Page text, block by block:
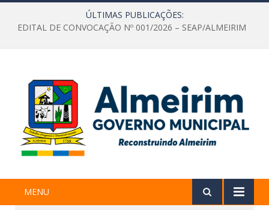
ÚLTIMAS PUBLICAÇÕES:
EDITAL DE CONVOCAÇÃO Nº 001/2026 – SEAP/ALMEIRIM
MENU